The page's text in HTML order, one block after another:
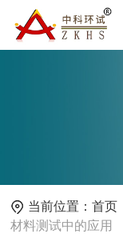
当前位置：首页
材料测试中的应用